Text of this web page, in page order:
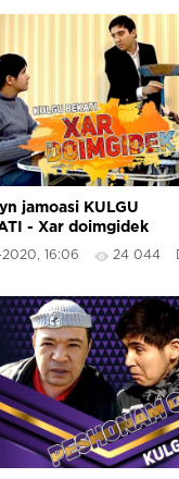
jamoasi KULGU
- Xar doimgidek
2020, 16:06 24 044